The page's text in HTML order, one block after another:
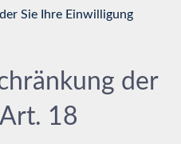
Sie Ihre Einwilligung
der
18